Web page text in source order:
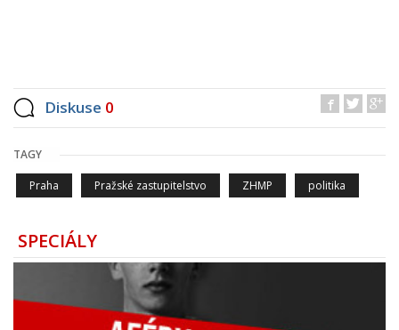
Diskuse 0
TAGY
Praha Pražské zastupitelstvo ZHMP politika
SPECIÁLY